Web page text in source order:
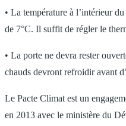
• La température à l’intérieur
de 7°C. Il suffit de régler le
• La porte ne devra rester
chauds devront refroidir avant
Le Pacte Climat est un
en 2013 avec le ministère du